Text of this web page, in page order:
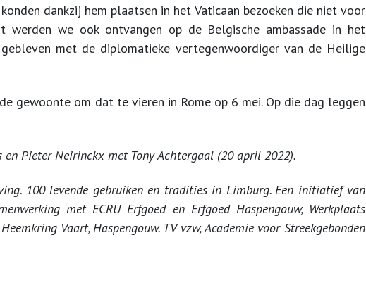
dankzij hem plaatsen in het Vaticaan bezoeken die niet voor
werden we ook ontvangen op de Belgische ambassade in het
met de diplomatieke vertegenwoordiger van de Heilige
gewoonte om dat te vieren in Rome op 6 mei. Op die dag leggen
en Pieter Neirinckx met Tony Achtergaal (20 april 2022).
100 levende gebruiken en tradities in Limburg. Een initiatief van
met ECRU Erfgoed en Erfgoed Haspengouw, Werkplaats
Vaart, Haspengouw. TV vzw, Academie voor Streekgebonden